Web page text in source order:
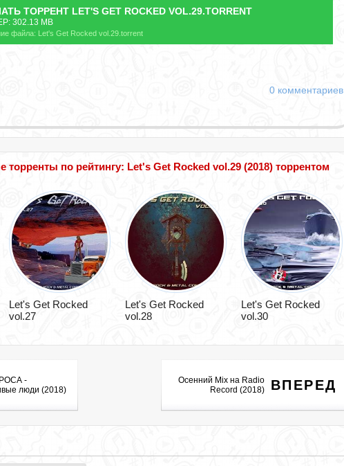
ТОРРЕНТ LET'S GET ROCKED VOL.29.TORRENT
302.13 MB
файла: Let's Get Rocked vol.29.torrent
0 комментариев
по рейтингу: Let's Get Rocked vol.29 (2018) торрентом
Let's Get Rocked
vol.27
Let's Get Rocked
vol.28
Let's Get Rocked
vol.30
-
люди (2018)
ВПЕРЕД
Осенний Mix на Radio
Record (2018)